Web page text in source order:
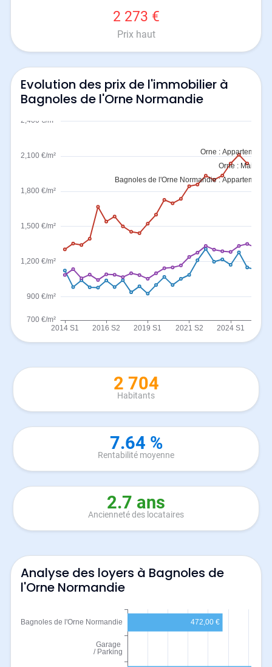
2 273 €
Prix haut
Evolution des prix de l'immobilier à
Bagnoles de l'Orne Normandie
2 704
Habitants
7.64 %
Rentabilité moyenne
2.7 ans
Ancienneté des locataires
Analyse des loyers à Bagnoles de
l'Orne Normandie